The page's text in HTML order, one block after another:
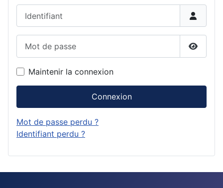
Maintenir la connexion
Connexion
Mot de passe perdu ?
Identifiant perdu ?